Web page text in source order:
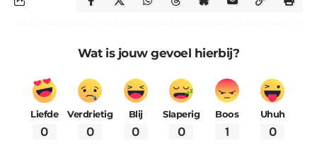
Wat is jouw gevoel hierbij?
Liefde
0
Verdrietig
0
Blij
0
Slaperig
0
Boos
1
Uhuh
0